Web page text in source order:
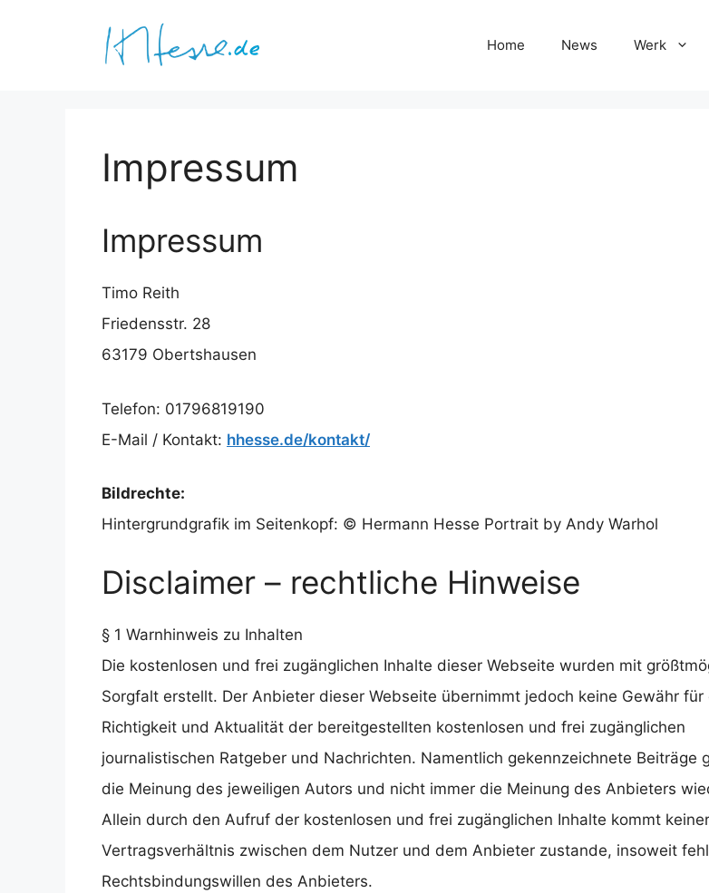
Home News Werk
Impressum
Impressum
Timo Reith
Friedensstr. 28
63179 Obertshausen
Telefon: 01796819190
E-Mail / Kontakt: hhesse.de/kontakt/
Bildrechte:
Hintergrundgrafik im Seitenkopf: © Hermann Hesse Portrait by Andy Warhol
Disclaimer – rechtliche Hinweise
§ 1 Warnhinweis zu Inhalten
Die kostenlosen und frei zugänglichen Inhalte dieser Webseite wurden mit
Sorgfalt erstellt. Der Anbieter dieser Webseite übernimmt jedoch keine Gewähr für
Richtigkeit und Aktualität der bereitgestellten kostenlosen und frei zugänglichen
journalistischen Ratgeber und Nachrichten. Namentlich gekennzeichnete Beiträge
die Meinung des jeweiligen Autors und nicht immer die Meinung des Anbieters
Allein durch den Aufruf der kostenlosen und frei zugänglichen Inhalte kommt
Vertragsverhältnis zwischen dem Nutzer und dem Anbieter zustande, insoweit
Rechtsbindungswillen des Anbieters.